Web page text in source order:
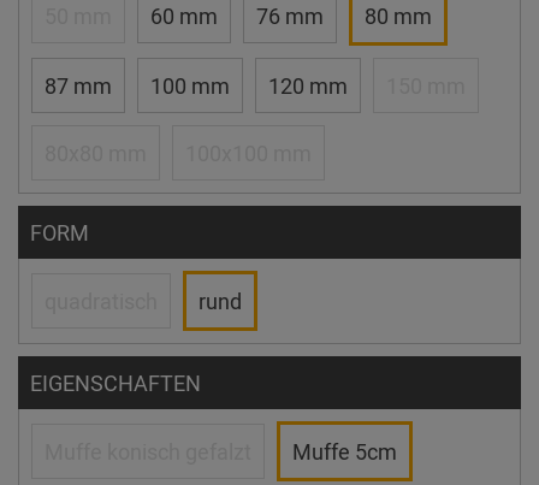
60 mm 76 mm 80 mm
87 mm 100 mm 120 mm
FORM
rund
EIGENSCHAFTEN
Muffe 5cm